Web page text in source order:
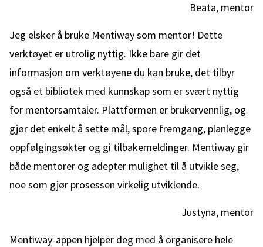
Beata, mentor
Jeg elsker å bruke Mentiway som mentor! Dette
verktøyet er utrolig nyttig. Ikke bare gir det
informasjon om verktøyene du kan bruke, det tilbyr
også et bibliotek med kunnskap som er svært nyttig
for mentorsamtaler. Plattformen er brukervennlig, og
gjør det enkelt å sette mål, spore fremgang, planlegge
oppfølgingsøkter og gi tilbakemeldinger. Mentiway gir
både mentorer og adepter mulighet til å utvikle seg,
noe som gjør prosessen virkelig utviklende.
Justyna, mentor
Mentiway-appen hjelper deg med å organisere hele